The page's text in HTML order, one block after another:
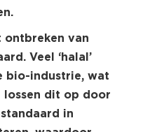
ontbreken van
Veel ‘halal’
bio-industrie, wat
lossen dit op door
in